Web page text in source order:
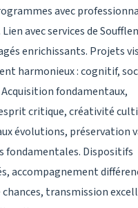
avec
avec services de
enrichissants. Projets
harmonieux : cognitif,
fondamentaux,
critique, créativité
évolutions, préservation
fondamentales. Dispositifs
accompagnement
transmission